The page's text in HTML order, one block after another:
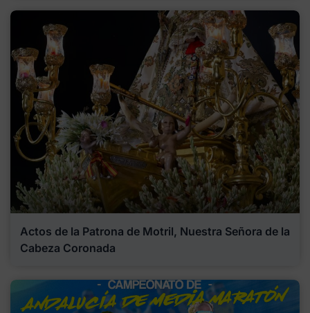
Actos de la Patrona de Motril, Nuestra Señora de la
Cabeza Coronada